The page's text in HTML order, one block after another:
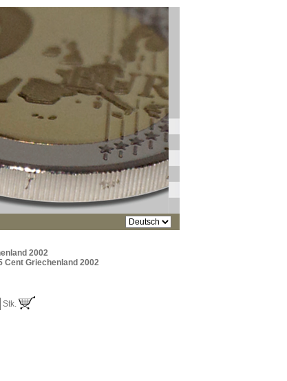
2002
Cent Griechenland 2002
Stk.